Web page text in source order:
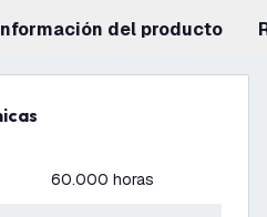
información del producto
60.000 horas